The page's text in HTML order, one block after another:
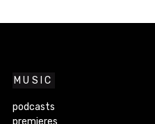
MUSIC
podcasts